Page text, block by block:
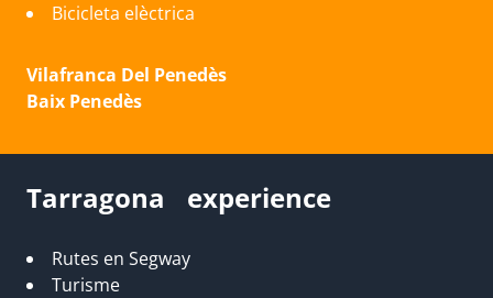
Bicicleta elèctrica
Vilafranca Del Penedès
Baix Penedès
Tarragona experience
Rutes en Segway
Turisme